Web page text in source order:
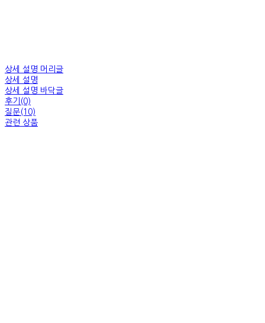
상세 설명 머리글
상세 설명
상세 설명 바닥글
후기(0)
질문(10)
관련 상품